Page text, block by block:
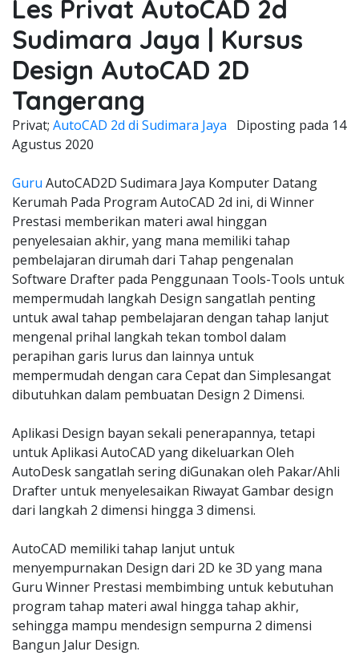
Les Privat AutoCAD 2d
Sudimara Jaya | Kursus
Design AutoCAD 2D
Tangerang
Privat; AutoCAD 2d di Sudimara Jaya Diposting pada 14
Agustus 2020
Guru AutoCAD2D Sudimara Jaya Komputer Datang
Kerumah Pada Program AutoCAD 2d ini, di Winner
Prestasi memberikan materi awal hinggan
penyelesaian akhir, yang mana memiliki tahap
pembelajaran dirumah dari Tahap pengenalan
Software Drafter pada Penggunaan Tools-Tools untuk
mempermudah langkah Design sangatlah penting
untuk awal tahap pembelajaran dengan tahap lanjut
mengenal prihal langkah tekan tombol dalam
perapihan garis lurus dan lainnya untuk
mempermudah dengan cara Cepat dan Simplesangat
dibutuhkan dalam pembuatan Design 2 Dimensi.
Aplikasi Design bayan sekali penerapannya, tetapi
untuk Aplikasi AutoCAD yang dikeluarkan Oleh
AutoDesk sangatlah sering diGunakan oleh Pakar/Ahli
Drafter untuk menyelesaikan Riwayat Gambar design
dari langkah 2 dimensi hingga 3 dimensi.
AutoCAD memiliki tahap lanjut untuk
menyempurnakan Design dari 2D ke 3D yang mana
Guru Winner Prestasi membimbing untuk kebutuhan
program tahap materi awal hingga tahap akhir,
sehingga mampu mendesign sempurna 2 dimensi
Bangun Jalur Design.